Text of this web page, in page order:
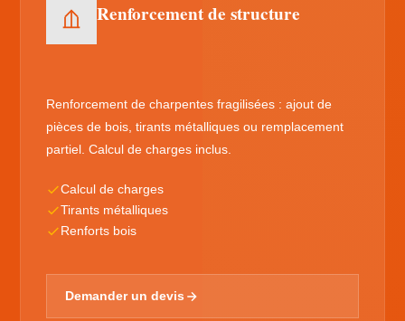
Renforcement de structure
Renforcement de charpentes fragilisées : ajout de
pièces de bois, tirants métalliques ou remplacement
partiel. Calcul de charges inclus.
Calcul de charges
Tirants métalliques
Renforts bois
Demander un devis